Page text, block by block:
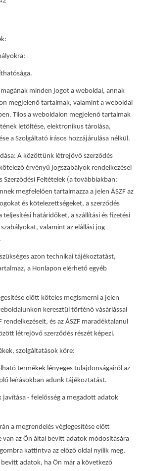
minden jogot a weboldal, annak
megjelenő tartalmak, valamint a weboldal
Tilos a weboldalon megjelenő tartalmak
letöltése, elektronikus tárolása,
a Szolgáltató írásos hozzájárulása nélkül.
A közöttünk létrejövő szerződés
érvényű jogszabályok rendelkezései
Szerződési Feltételek (a továbbiakban:
megfelelően tartalmazza a jelen ÁSZF az
és kötelezettségeket, a szerződés
határidőket, a szállítási és fizetési
valamint az elállási jog
azon technikai tájékoztatást,
a Honlapon elérhető egyéb
előtt köteles megismerni a jelen
keresztül történő vásárlással
rendelkezéseit, és az ÁSZF maradéktalanul
létrejövő szerződés részét képezi.
szolgáltatások köre:
termékek lényeges tulajdonságairól az
leírásokban adunk tájékoztatást.
javítása - felelősség a megadott adatok
a megrendelés véglegesítése előtt
van az Ön által bevitt adatok módosítására
kattintva az előző oldal nyílik meg,
adatok, ha Ön már a következő